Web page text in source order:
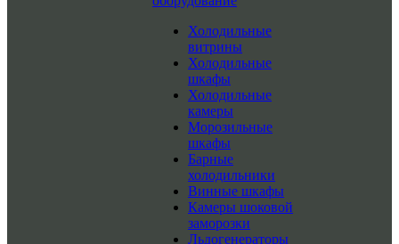
Холодильные
витрины
Холодильные
шкафы
Холодильные
камеры
Морозильные
шкафы
Барные
холодильники
Винные шкафы
Камеры шоковой
заморозки
Льдогенераторы